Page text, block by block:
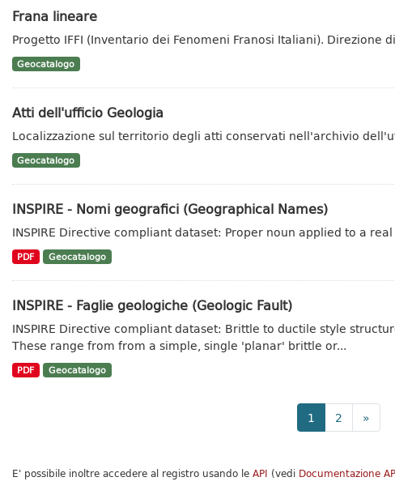
Frana lineare
Progetto IFFI (Inventario dei Fenomeni Franosi Italiani). Direzione
Geocatalogo
Atti dell'ufficio Geologia
Localizzazione sul territorio degli atti conservati nell'archivio
Geocatalogo
INSPIRE - Nomi geografici (Geographical Names)
INSPIRE Directive compliant dataset: Proper noun applied to a
PDF Geocatalogo
INSPIRE - Faglie geologiche (Geologic Fault)
INSPIRE Directive compliant dataset: Brittle to ductile style
These range from from a simple, single 'planar' brittle or...
PDF Geocatalogo
1 2 »
E' possibile inoltre accedere al registro usando le API (vedi Documentazione